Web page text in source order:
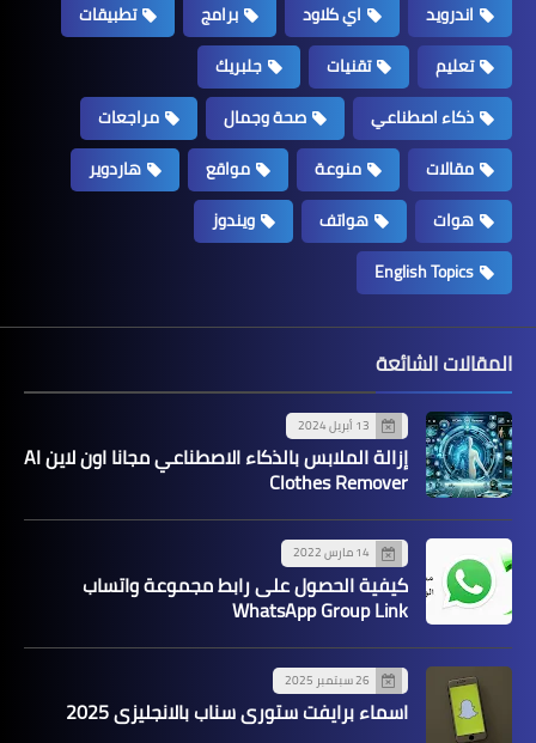
اندرويد
اي كلاود برامج
تطبيقات
تعليم
تقنيات
جلبريك
ذكاء اصطناعي
صحة وجمال
مراجعات
مقالات
منوعة مواقع
هاردوير
هوات
هواتف
ويندوز
English Topics
المقالات الشائعة
13 أبريل 2024
إزالة الملابس بالذكاء الاصطناعي مجانا اون لاين AI
Clothes Remover
14 مارس 2022
كيفية الحصول على رابط مجموعة واتساب
WhatsApp Group Link
26 سبتمبر 2025
اسماء برايفت ستوري سناب بالانجليزي 2025